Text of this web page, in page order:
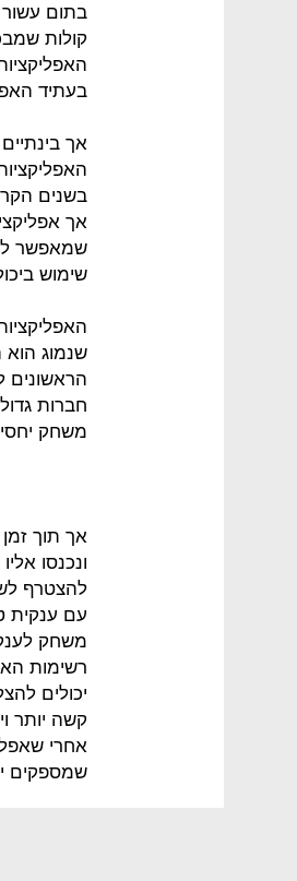
בתום
קולות
בעתיד
אך
בשנים
אך
שמאפשר
שימוש
שנמוג
הראשונים
חברות
משחק
אך תוך
ונכנסו
עם ענקית
רשימות
יכולים
קשה יותר
אחרי
שמספקים